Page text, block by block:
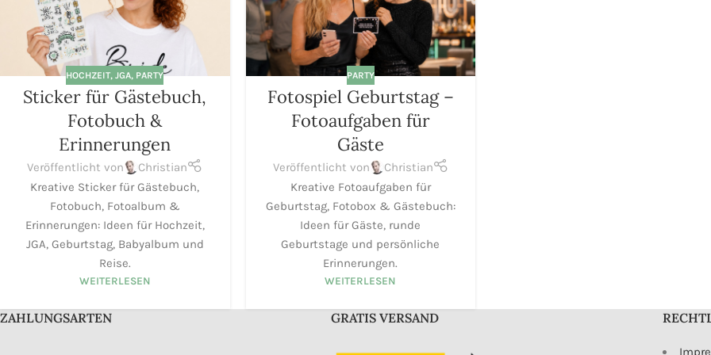
HOCHZEIT,JGA, PARTY
Sticker für Gästebuch,
Fotobuch &
Erinnerungen
Veröffentlicht von
Christian
Kreative Sticker für Gästebuch,
Fotobuch, Fotoalbum &
Erinnerungen: Ideen für Hochzeit,
JGA, Geburtstag, Babyalbum und
Reise.
WEITERLESEN
PARTY
Fotospiel Geburtstag –
Fotoaufgaben für
Gäste
Veröffentlicht von
Christian
Kreative Fotoaufgaben für
Geburtstag, Fotobox & Gästebuch:
Ideen für Gäste, runde
Geburtstage und persönliche
Erinnerungen.
WEITERLESEN
ZAHLUNGSARTEN GRATIS VERSAND